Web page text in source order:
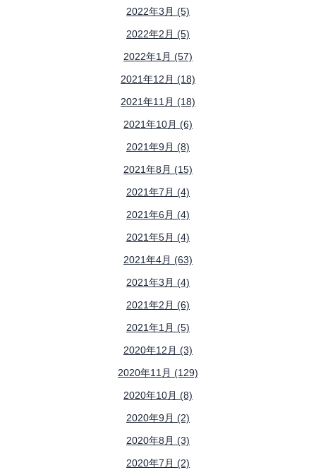
2022年3月 (5)
2022年2月 (5)
2022年1月 (57)
2021年12月 (18)
2021年11月 (18)
2021年10月 (6)
2021年9月 (8)
2021年8月 (15)
2021年7月 (4)
2021年6月 (4)
2021年5月 (4)
2021年4月 (63)
2021年3月 (4)
2021年2月 (6)
2021年1月 (5)
2020年12月 (3)
2020年11月 (129)
2020年10月 (8)
2020年9月 (2)
2020年8月 (3)
2020年7月 (2)